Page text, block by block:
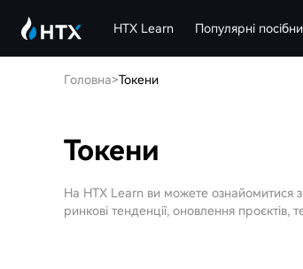
HTX Learn Популярні
Головна>Токени
Токени
На HTX Learn ви можете ознайомитися
ринкові тенденції, оновлення проєктів,